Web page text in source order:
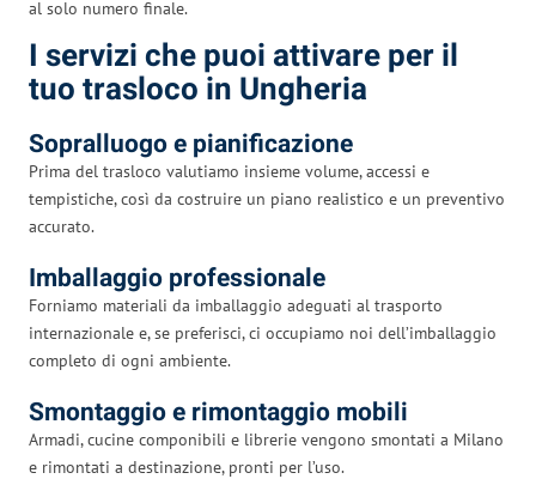
al solo numero finale.
I servizi che puoi attivare per il
tuo trasloco in Ungheria
Sopralluogo e pianificazione
Prima del trasloco valutiamo insieme volume, accessi e
tempistiche, così da costruire un piano realistico e un preventivo
accurato.
Imballaggio professionale
Forniamo materiali da imballaggio adeguati al trasporto
internazionale e, se preferisci, ci occupiamo noi dell’imballaggio
completo di ogni ambiente.
Smontaggio e rimontaggio mobili
Armadi, cucine componibili e librerie vengono smontati a Milano
e rimontati a destinazione, pronti per l’uso.